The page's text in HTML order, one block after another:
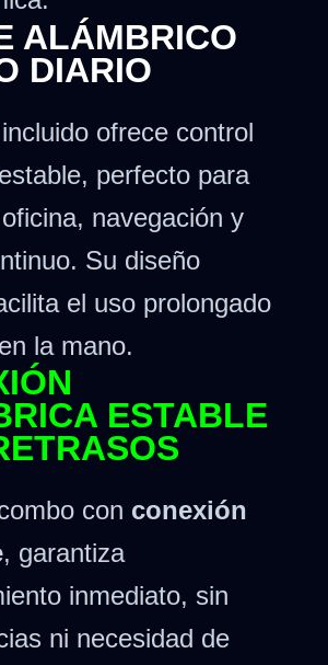
ALÁMBRICO
DIARIO
ofrece control
perfecto para
navegación y
Su diseño
el uso prolongado
la mano.
ESTABLE
con conexión
, garantiza
inmediato, sin
ni necesidad de